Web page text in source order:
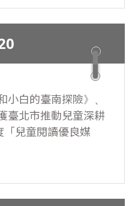
的故事》榮獲臺北市
畫，109年度「兒童
白的臺南探險》、
臺北市推動兒童深耕
兒童閱讀優良媒